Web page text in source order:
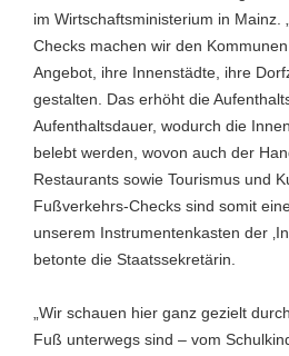
im Wirtschaftsministerium in Mainz.
Checks machen wir den
Angebot, ihre Innenstädte, ihre
gestalten. Das erhöht die
Aufenthaltsdauer, wodurch die
belebt werden, wovon auch der
Restaurants sowie Tourismus und
Fußverkehrs-Checks sind somit
unserem Instrumentenkasten der
betonte die Staatssekretärin.
„Wir schauen hier ganz gezielt
Fuß unterwegs sind – vom